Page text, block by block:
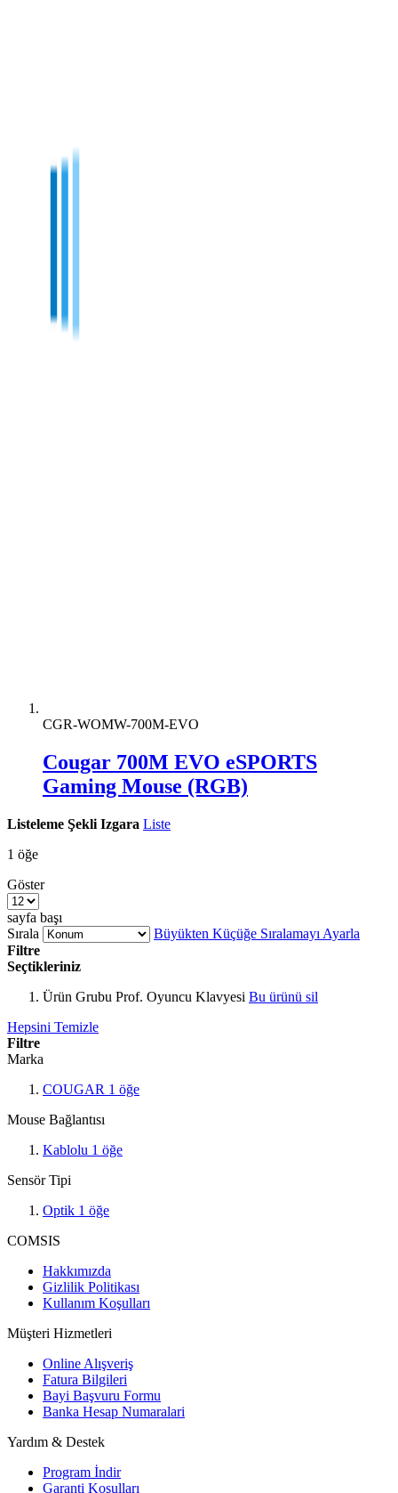
CGR-WOMW-700M-EVO
Cougar 700M EVO eSPORTS
Gaming Mouse (RGB)
Listeleme Şekli Izgara Liste
1 öğe
Göster
sayfa başı
Sırala
Büyükten Küçüğe Sıralamayı Ayarla
Filtre
Seçtikleriniz
Ürün Grubu Prof. Oyuncu Klavyesi Bu ürünü sil
Hepsini Temizle
Filtre
Marka
COUGAR 1 öğe
Mouse Bağlantısı
Kablolu 1 öğe
Sensör Tipi
Optik 1 öğe
COMSIS
Hakkımızda
Gizlilik Politikası
Kullanım Koşulları
Müşteri Hizmetleri
Online Alışveriş
Fatura Bilgileri
Bayi Başvuru Formu
Banka Hesap Numaralari
Yardım & Destek
Program İndir
Garanti Koşulları